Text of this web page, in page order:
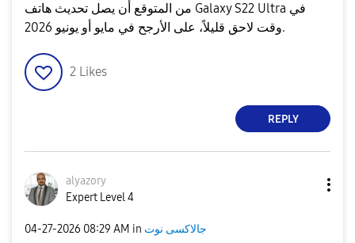
من المتوقع أن يصل تحديث هاتف Galaxy S22 Ultra في
وقت لاحق قليلاً، على الأرجح في مايو أو يونيو 2026.
2 Likes
REPLY
alyazory
Expert Level 4
‎04-27-2026 08:29 AM in جالاكسى نوت